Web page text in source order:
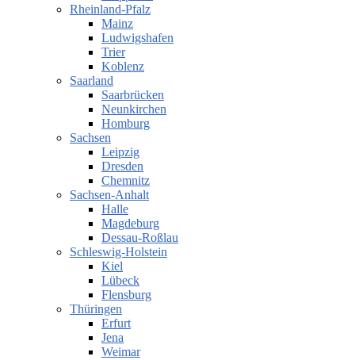
Rheinland-Pfalz
Mainz
Ludwigshafen
Trier
Koblenz
Saarland
Saarbrücken
Neunkirchen
Homburg
Sachsen
Leipzig
Dresden
Chemnitz
Sachsen-Anhalt
Halle
Magdeburg
Dessau-Roßlau
Schleswig-Holstein
Kiel
Lübeck
Flensburg
Thüringen
Erfurt
Jena
Weimar